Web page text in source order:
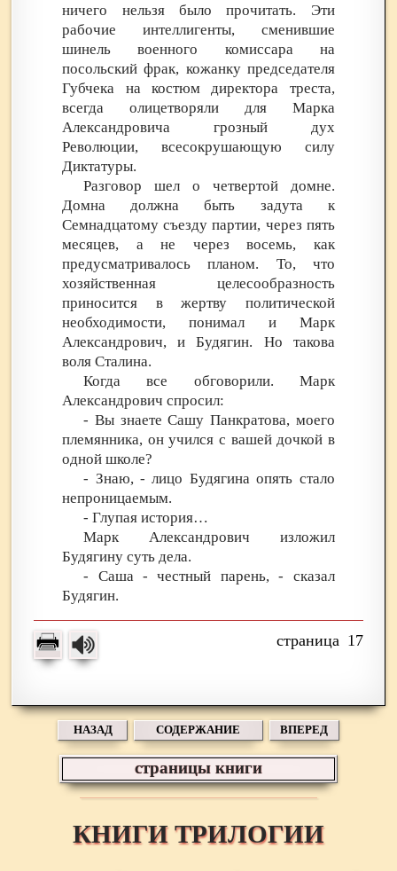
ничего нельзя было прочитать. Эти
рабочие интеллигенты, сменившие
шинель военного комиссара на
посольский фрак, кожанку председателя
Губчека на костюм директора треста,
всегда олицетворяли для Марка
Александровича грозный дух
Революции, всесокрушающую силу
Диктатуры.
Разговор шел о четвертой домне.
Домна должна быть задута к
Семнадцатому съезду партии, через пять
месяцев, а не через восемь, как
предусматривалось планом. То, что
хозяйственная целесообразность
приносится в жертву политической
необходимости, понимал и Марк
Александрович, и Будягин. Но такова
воля Сталина.
Когда все обговорили. Марк
Александрович спросил:
- Вы знаете Сашу Панкратова, моего
племянника, он учился с вашей дочкой в
одной школе?
- Знаю, - лицо Будягина опять стало
непроницаемым.
- Глупая история…
Марк Александрович изложил
Будягину суть дела.
- Саша - честный парень, - сказал
Будягин.
17
НАЗАД СОДЕРЖАНИЕ ВПЕРЕД
страницы книги
КНИГИ ТРИЛОГИИ